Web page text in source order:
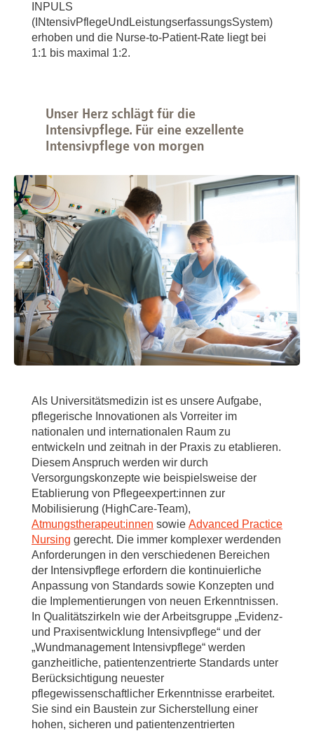
INPULS
(INtensivPflegeUndLeistungserfassungsSystem)
erhoben und die Nurse-to-Patient-Rate liegt bei
1:1 bis maximal 1:2.
Unser Herz schlägt für die
Intensivpflege. Für eine exzellente
Intensivpflege von morgen
Als Universitätsmedizin ist es unsere Aufgabe,
pflegerische Innovationen als Vorreiter im
nationalen und internationalen Raum zu
entwickeln und zeitnah in der Praxis zu etablieren.
Diesem Anspruch werden wir durch
Versorgungskonzepte wie beispielsweise der
Etablierung von Pflegeexpert:innen zur
Mobilisierung (HighCare-Team),
Atmungstherapeut:innen sowie Advanced Practice
Nursing gerecht. Die immer komplexer werdenden
Anforderungen in den verschiedenen Bereichen
der Intensivpflege erfordern die kontinuierliche
Anpassung von Standards sowie Konzepten und
die Implementierungen von neuen Erkenntnissen.
In Qualitätszirkeln wie der Arbeitsgruppe „Evidenz-
und Praxisentwicklung Intensivpflege“ und der
„Wundmanagement Intensivpflege“ werden
ganzheitliche, patientenzentrierte Standards unter
Berücksichtigung neuester
pflegewissenschaftlicher Erkenntnisse erarbeitet.
Sie sind ein Baustein zur Sicherstellung einer
hohen, sicheren und patientenzentrierten